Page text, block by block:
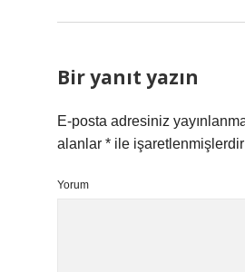
Bir yanıt yazın
E-posta adresiniz
alanlar * ile işaretlenmişlerdir
Yorum